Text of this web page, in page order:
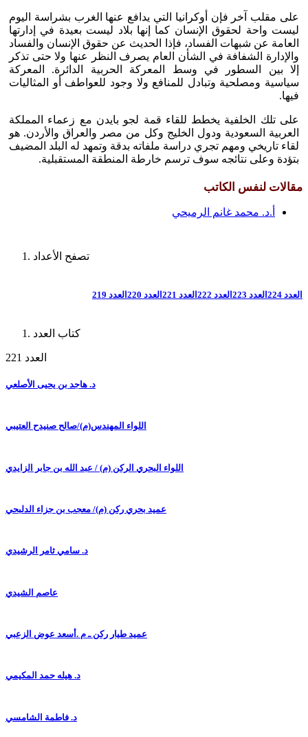
على مقلب آخر فإن أوكرانيا التي يدافع عنها الغرب بشراسة اليوم
ليست واحة لحقوق الإنسان كما إنها بلاد ليست بعيدة في إدارتها
العامة عن شبهات الفساد، فإذا الحديث عن حقوق الإنسان والفساد
والإدارة الشفافة في الشأن العام يصرف النظر عنها ولا حتى تذكر
إلا بين السطور في وسط المعركة الحربية الدائرة. المعركة
سياسية ومصلحية وتبادل للمنافع ولا وجود للعواطف أو المثاليات
فيها.
على تلك الخلفية يخطط للقاء قمة لجو بايدن مع زعماء المملكة
العربية السعودية ودول الخليج وكل من مصر والعراق والأردن. هو
لقاء تاريخي ومهم تجري دراسة ملفاته بدقة وتمهد له البلد المضيف
بتؤدة وعلى نتائجه سوف ترسم خارطة المنطقة المستقبلية.
مقالات لنفس الكاتب
أ.د. محمد غانم الرميحي
تصفح الأعداد
العدد 224 العدد 223 العدد 222 العدد 221 العدد 220 العدد 219
كتاب العدد
العدد 221
د. هاجد بن يحيى الأصلعي
اللواء المهندس(م)/صالح صنيدح العتيبي
اللواء البحري الركن (م) / عبد الله بن جابر الزايدي
عميد بحري ركن (م)/ معجب بن جزاء الدلبحي
د. سامي ثامر الرشيدي
عاصم الشيدي
عميد طيار ركن ـ م .أسعد عوض الزعبي
د. هيله حمد المكيمي
د. فاطمة الشامسي